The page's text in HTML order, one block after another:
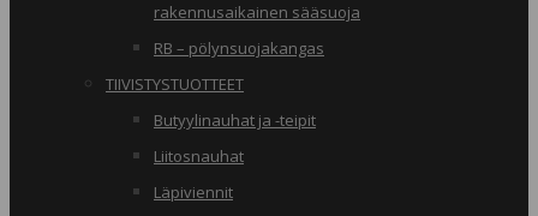
rakennusaikainen sääsuoja
RB – pölynsuojakangas
TIIVISTYSTUOTTEET
Butyylinauhat ja -teipit
Liitosnauhat
Läpiviennit